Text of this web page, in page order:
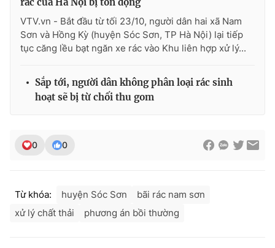
Ðiện thoại Thời báo VTV:024.66 897 897
Email:toasoan@vtv.vn
Liên hệ quảng cáo: 024-7300.7108
® Cấm sao chép dưới mọi hình thức nếu không có sự chấp
rác của Hà Nội bị tồn đọng
VTV.vn - Bắt đầu từ tối 23/10, người dân hai xã Nam
Sơn và Hồng Kỳ (huyện Sóc Sơn, TP Hà Nội) lại tiếp
tục căng lều bạt ngăn xe rác vào Khu liên hợp xử lý...
Sắp tới, người dân không phân loại rác sinh
hoạt sẽ bị từ chối thu gom
0 0
Từ khóa: huyện Sóc Sơn
bãi rác nam sơn
xử lý chất thải
phương án bồi thường